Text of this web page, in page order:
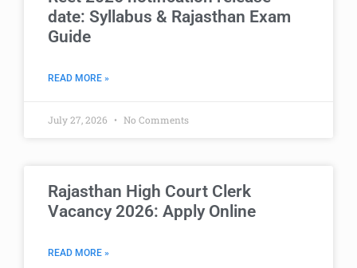
date: Syllabus & Rajasthan Exam
Guide
READ MORE »
July 27, 2026 No Comments
Rajasthan High Court Clerk
Vacancy 2026: Apply Online
READ MORE »